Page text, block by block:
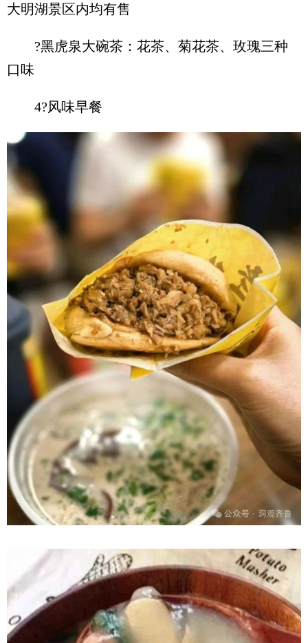
大明湖景区内均有售
?黑虎泉大碗茶：花茶、菊花茶、玫瑰三种
口味
4?风味早餐